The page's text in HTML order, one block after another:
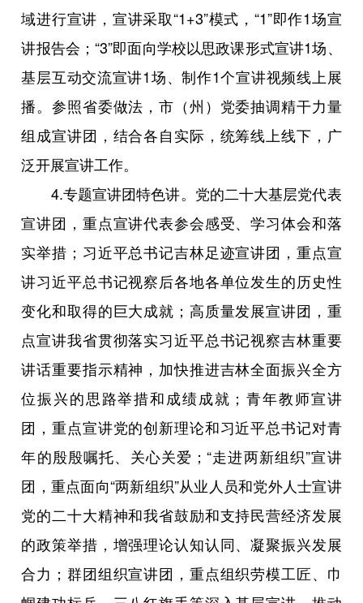
域进行宣讲，宣讲采取“1+3”模式，“1”即作1场宣
讲报告会；“3”即面向学校以思政课形式宣讲1场、
基层互动交流宣讲1场、制作1个宣讲视频线上展
播。参照省委做法，市（州）党委抽调精干力量
组成宣讲团，结合各自实际，统筹线上线下，广
泛开展宣讲工作。
4.专题宣讲团特色讲。党的二十大基层党代表
宣讲团，重点宣讲代表参会感受、学习体会和落
实举措；习近平总书记吉林足迹宣讲团，重点宣
讲习近平总书记视察后各地各单位发生的历史性
变化和取得的巨大成就；高质量发展宣讲团，重
点宣讲我省贯彻落实习近平总书记视察吉林重要
讲话重要指示精神，加快推进吉林全面振兴全方
位振兴的思路举措和成绩成就；青年教师宣讲
团，重点宣讲党的创新理论和习近平总书记对青
年的殷殷嘱托、关心关爱；“走进两新组织”宣讲
团，重点面向“两新组织”从业人员和党外人士宣讲
党的二十大精神和我省鼓励和支持民营经济发展
的政策举措，增强理论认知认同、凝聚振兴发展
合力；群团组织宣讲团，重点组织劳模工匠、巾